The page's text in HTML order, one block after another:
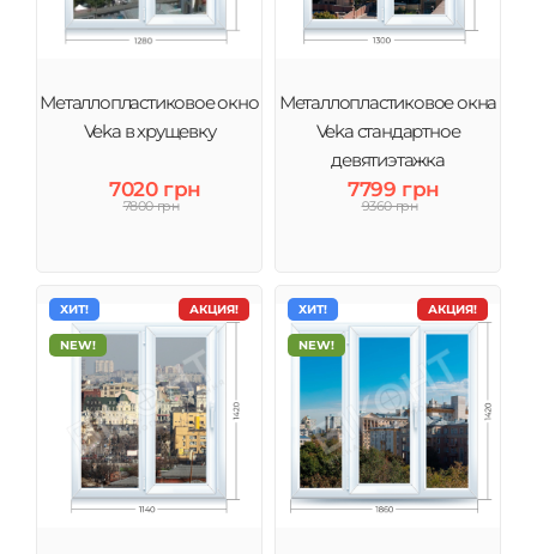
Металлопластиковое окно
Veka в хрущевку
7020 грн
7800 грн
Металлопластиковое окна
Veka стандартное
девятиэтажка
7799 грн
9360 грн
АКЦИЯ!
ХИТ!
NEW!
АКЦИЯ!
ХИТ!
NEW!